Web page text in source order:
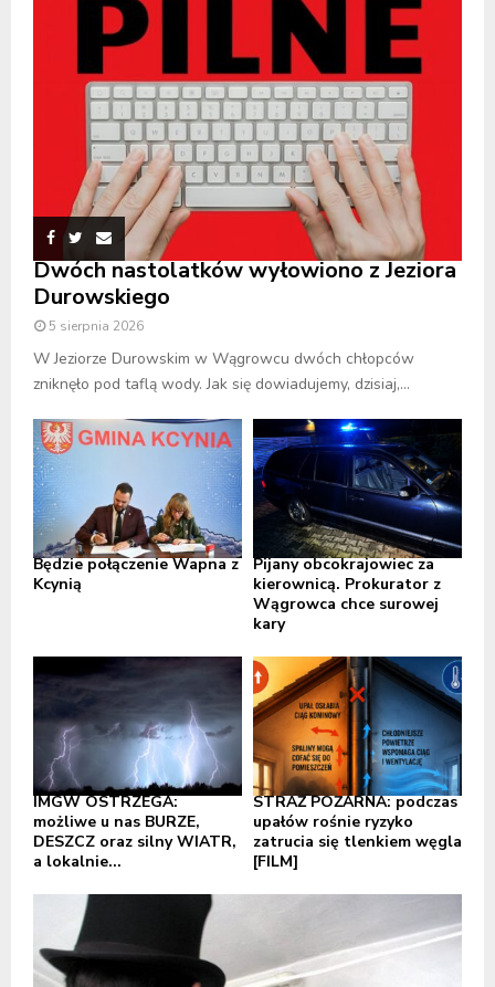
Dwóch nastolatków wyłowiono z Jeziora
Durowskiego
5 sierpnia 2026
W Jeziorze Durowskim w Wągrowcu dwóch chłopców
zniknęło pod taflą wody. Jak się dowiadujemy, dzisiaj,...
Będzie połączenie Wapna z
Kcynią
Pijany obcokrajowiec za
kierownicą. Prokurator z
Wągrowca chce surowej
kary
IMGW OSTRZEGA:
możliwe u nas BURZE,
DESZCZ oraz silny WIATR,
a lokalnie...
STRAŻ POŻARNA: podczas
upałów rośnie ryzyko
zatrucia się tlenkiem węgla
[FILM]